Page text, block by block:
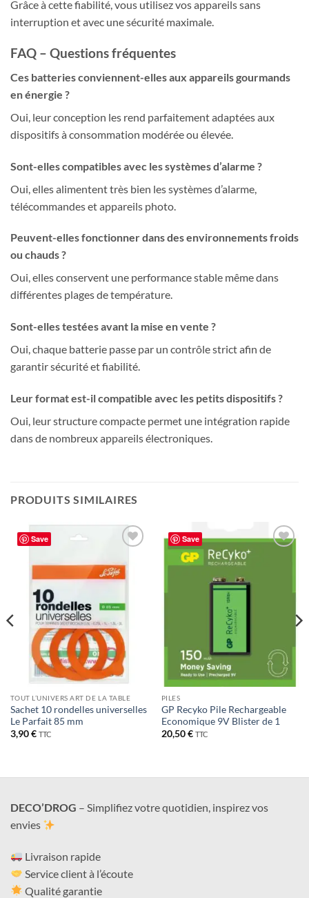
Grâce à cette fiabilité, vous utilisez vos appareils sans
interruption et avec une sécurité maximale.
FAQ – Questions fréquentes
Ces batteries conviennent-elles aux appareils gourmands
en énergie ?
Oui, leur conception les rend parfaitement adaptées aux
dispositifs à consommation modérée ou élevée.
Sont-elles compatibles avec les systèmes d’alarme ?
Oui, elles alimentent très bien les systèmes d’alarme,
télécommandes et appareils photo.
Peuvent-elles fonctionner dans des environnements froids
ou chauds ?
Oui, elles conservent une performance stable même dans
différentes plages de température.
Sont-elles testées avant la mise en vente ?
Oui, chaque batterie passe par un contrôle strict afin de
garantir sécurité et fiabilité.
Leur format est-il compatible avec les petits dispositifs ?
Oui, leur structure compacte permet une intégration rapide
dans de nombreux appareils électroniques.
PRODUITS SIMILAIRES
Save
à la liste
de
TOUT L’UNIVERS ART DE LA TABLE
Sachet 10 rondelles universelles
Le Parfait 85 mm
3,90€ TTC
Save
PILES
GP Recyko Pile Rechargeable
Economique 9V Blister de 1
20,50€ TTC
DECO’DROG – Simplifiez votre quotidien, inspirez vos
envies
Livraison rapide
Service client à l’écoute
Qualité garantie